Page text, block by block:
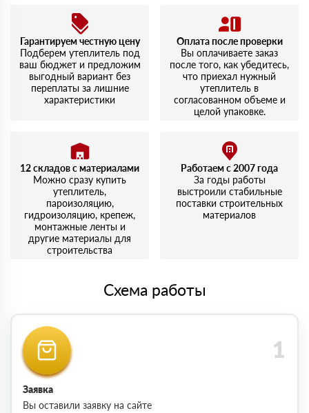
Гарантируем честную цену
Подберем утеплитель под
ваш бюджет и предложим
выгодный вариант без
переплаты за лишние
характеристики
Оплата после проверки
Вы оплачиваете заказ
после того, как убедитесь,
что приехал нужный
утеплитель в
согласованном объеме и
целой упаковке.
12 складов с материалами
Можно сразу купить
утеплитель,
пароизоляцию,
гидроизоляцию, крепеж,
монтажные ленты и
другие материалы для
строительства
Работаем с 2007 года
За годы работы
выстроили стабильные
поставки строительных
материалов
Схема работы
Заявка
Вы оставили заявку на сайте